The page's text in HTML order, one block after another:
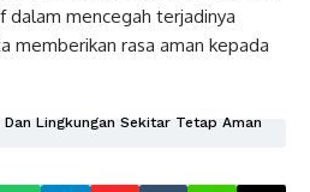
dalam mencegah terjadinya
memberikan rasa aman kepada
Lingkungan Sekitar Tetap Aman